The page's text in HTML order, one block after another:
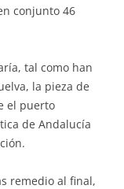
conjunto 46
tal como han
la pieza de
el puerto
de Andalucía
remedio al final,